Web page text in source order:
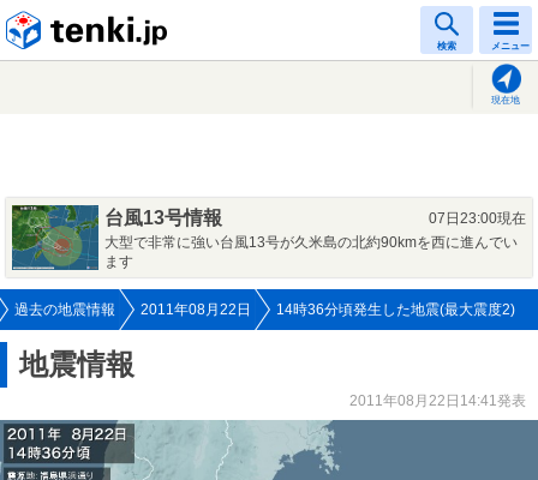
検索 メニュー
現在地
台風13号情報
07日23:00現在
大型で非常に強い台風13号が久米島の北約90kmを西に進んでい
ます
過去の地震情報 2011年08月22日 14時36分頃発生した地震(最大震度2)
地震情報
2011年08月22日14:41発表